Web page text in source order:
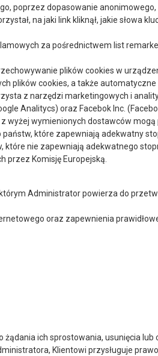
poprzez dopasowanie
na jaki link kliknął, jakie słowa
za pośrednictwem list
plików cookies w
plików cookies, a także
z narzędzi marketingowych i
Analitycs) oraz Facebok Inc.
wyżej wymienionych dostawców
które zapewniają adekwatny
które nie zapewniają adekwatnego
przez Komisję Europejską.
Administrator powierza do
oraz zapewnienia
żądania ich sprostowania, usunięcia
Klientowi przysługuje